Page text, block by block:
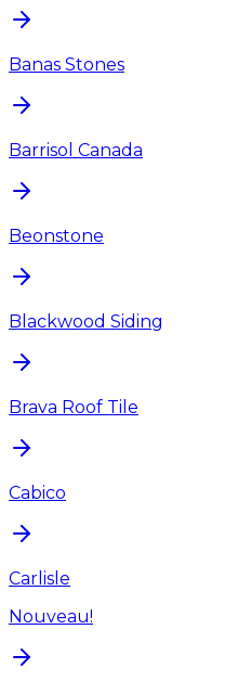
Banas Stones
Barrisol Canada
Beonstone
Blackwood Siding
Brava Roof Tile
Cabico
Carlisle
Nouveau!